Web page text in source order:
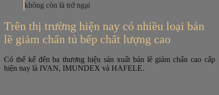
không còn là trở ngại
Trên thị trường hiện nay có nhiều loại bản
lề giảm chấn tủ bếp chất lượng cao
Có thể kể đến ba thương hiệu sản xuất bản lề giảm chấn cao cấp
hiện nay là IVAN, IMUNDEX và HAFELE.